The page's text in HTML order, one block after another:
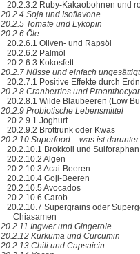
20.2.3.2 Ruby-Kakaobohnen und
20.2.4 Soja und Isoflavone
20.2.5 Tomate und Lykopin
20.2.6 Öle
20.2.6.1 Oliven- und Rapsöl
20.2.6.2 Palmöl
20.2.6.3 Kokosfett
20.2.7 Nüsse und einfach
20.2.7.1 Positive Effekte durch
20.2.8 Cranberries und
20.2.8.1 Wilde Blaubeeren (Low
20.2.9 Probiotische Lebensmittel
20.2.9.1 Joghurt
20.2.9.2 Brottrunk oder Kwas
20.2.10 Superfood – was ist
20.2.10.1 Brokkoli und Sulforaphan
20.2.10.2 Algen
20.2.10.3 Acai-Beeren
20.2.10.4 Goji-Beeren
20.2.10.5 Avocados
20.2.10.6 Carob
20.2.10.7 Supergrains oder
Chiasamen
20.2.11 Ingwer und Gingerole
20.2.12 Kurkuma und Curcumin
20.2.13 Chili und Capsaicin